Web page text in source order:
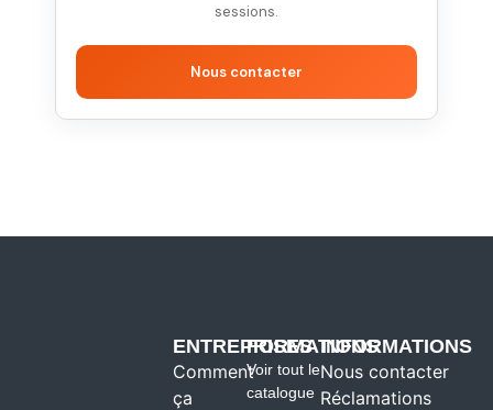
sessions.
Nous contacter
FORMATIONS
Voir tout le
catalogue
ENTREPRISES
Comment
ça
INFORMATIONS
Nous contacter
Réclamations